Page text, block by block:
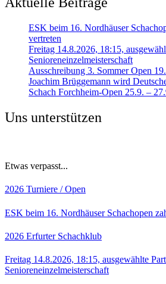
ESK beim 16. Nordhäuser
vertreten
Freitag 14.8.2026, 18:15,
Senioreneinzelmeisterschaft
Ausschreibung 3. Sommer Open
Joachim Brüggemann wird
Schach Forchheim-Open 25.9. –
Uns unterstützen
Etwas verpasst...
2026 Turniere / Open
ESK beim 16. Nordhäuser Schachopen
2026 Erfurter Schachklub
Freitag 14.8.2026, 18:15, ausgewählte
Senioreneinzelmeisterschaft